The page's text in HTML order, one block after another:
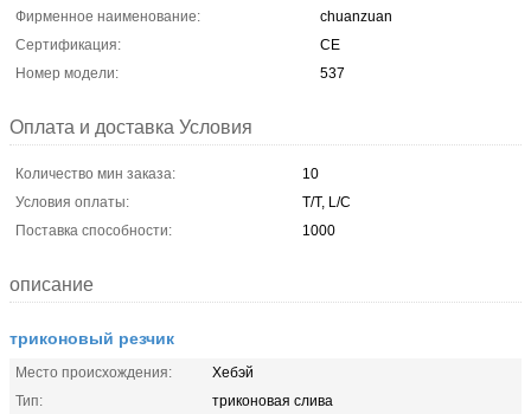
Фирменное наименование:
chuanzuan
Сертификация:
CE
Номер модели:
537
Оплата и доставка Условия
Количество мин заказа:
10
Условия оплаты:
T/T, L/C
Поставка способности:
1000
описание
триконовый резчик
Место происхождения:
Хебэй
Тип:
триконовая слива